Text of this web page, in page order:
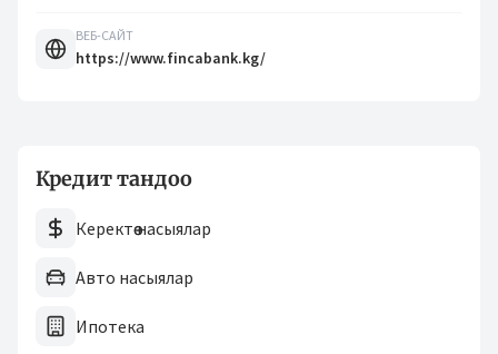
ВЕБ-САЙТ
https://www.fincabank.kg/
Кредит тандоо
Керектөө насыялар
Авто насыялар
Ипотека